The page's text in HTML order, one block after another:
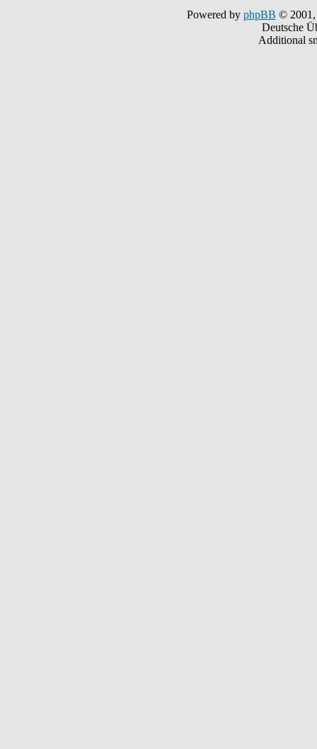
Powered by phpBB © 2001,
Deutsche
Additional